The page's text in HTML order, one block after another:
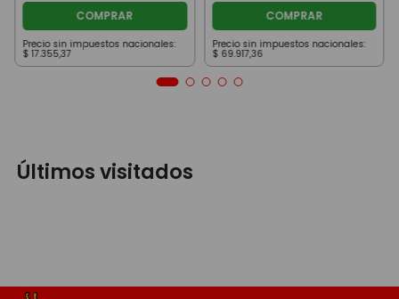
COMPRAR
Precio sin impuestos nacionales:
$ 17.355,37
COMPRAR
Precio sin impuestos nacionales:
$ 69.917,36
Últimos visitados